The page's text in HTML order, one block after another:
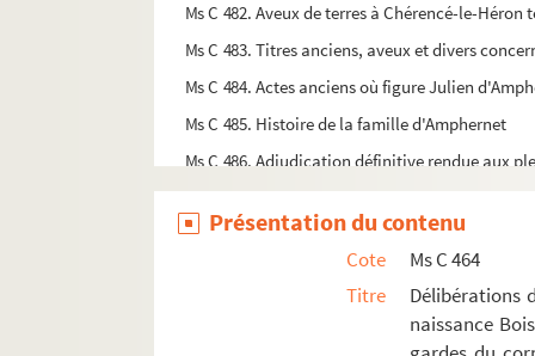
Ms C 482. Aveux de terres à Chérencé-le-
Ms C 483. Titres anciens, aveux et divers
Ms C 484. Actes anciens où figure Julien
Ms C 485. Histoire de la famille d'Amphernet
Ms C 486. Adjudication définitive rendue aux
Ms C 487. Adjudication au bailliage de
Ms C 488. Note pour des écus de vieille
Ms C 489. Ordre de Charles Goyon de
Ms C 490. Copie de l'ordre de l'Intendant de
Ms C 491. Pièces relatives à Gabriel des
Présentation du contenu
Cote
Ms C 464
Titre
Délibérations
naissance